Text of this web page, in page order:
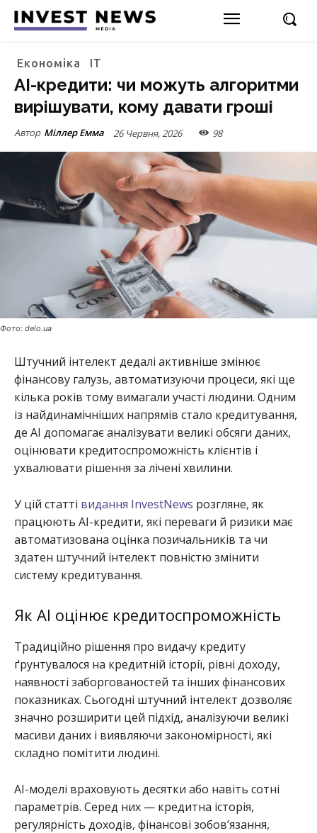
Економіка ІТ
AI-кредити: чи можуть алгоритми
вирішувати, кому давати гроші
Автор Міллер Емма 26 Червня, 2026 98
Фото: delo.ua
Штучний інтелект дедалі активніше змінює
фінансову галузь, автоматизуючи процеси, які ще
кілька років тому вимагали участі людини. Одним
із найдинамічніших напрямів стало кредитування,
де AI допомагає аналізувати великі обсяги даних,
оцінювати кредитоспроможність клієнтів і
ухвалювати рішення за лічені хвилини.
У цій статті видання InvestNews розгляне, як
працюють AI-кредити, які переваги й ризики має
автоматизована оцінка позичальників та чи
здатен штучний інтелект повністю змінити
систему кредитування.
Як AI оцінює кредитоспроможність
Традиційно рішення про видачу кредиту
ґрунтувалося на кредитній історії, рівні доходу,
наявності заборгованостей та інших фінансових
показниках. Сьогодні штучний інтелект дозволяє
значно розширити цей підхід, аналізуючи великі
масиви даних і виявляючи закономірності, які
складно помітити людині.
AI-моделі враховують десятки або навіть сотні
параметрів. Серед них — кредитна історія,
регулярність доходів, фінансові зобов’язання,